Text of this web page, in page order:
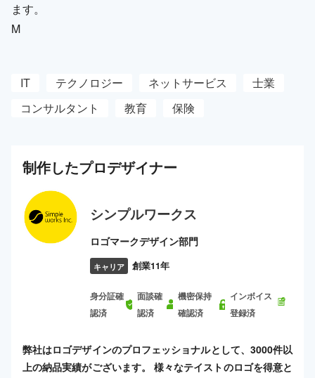
ます。
M
IT テクノロジー ネットサービス
士業
コンサルタント
教育 保険
制作したプロデザイナー
シンプルワークス
ロゴマークデザイン部門
キャリア 創業11年
身分証確
認済
面談確
認済
機密保持
確認済
インボイス
登録済
弊社はロゴデザインのプロフェッショナルとして、3000件以
上の納品実績がございます。 様々なテイストのロゴを得意と